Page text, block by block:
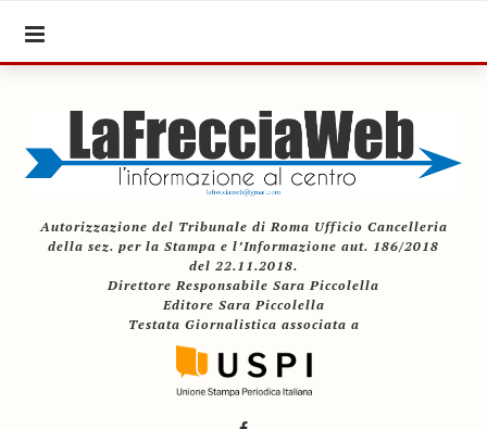
Autorizzazione del Tribunale di Roma Ufficio Cancelleria
della sez. per la Stampa e l’Informazione aut. 186/2018
del 22.11.2018.
Direttore Responsabile Sara Piccolella
Editore Sara Piccolella
Testata Giornalistica associata a